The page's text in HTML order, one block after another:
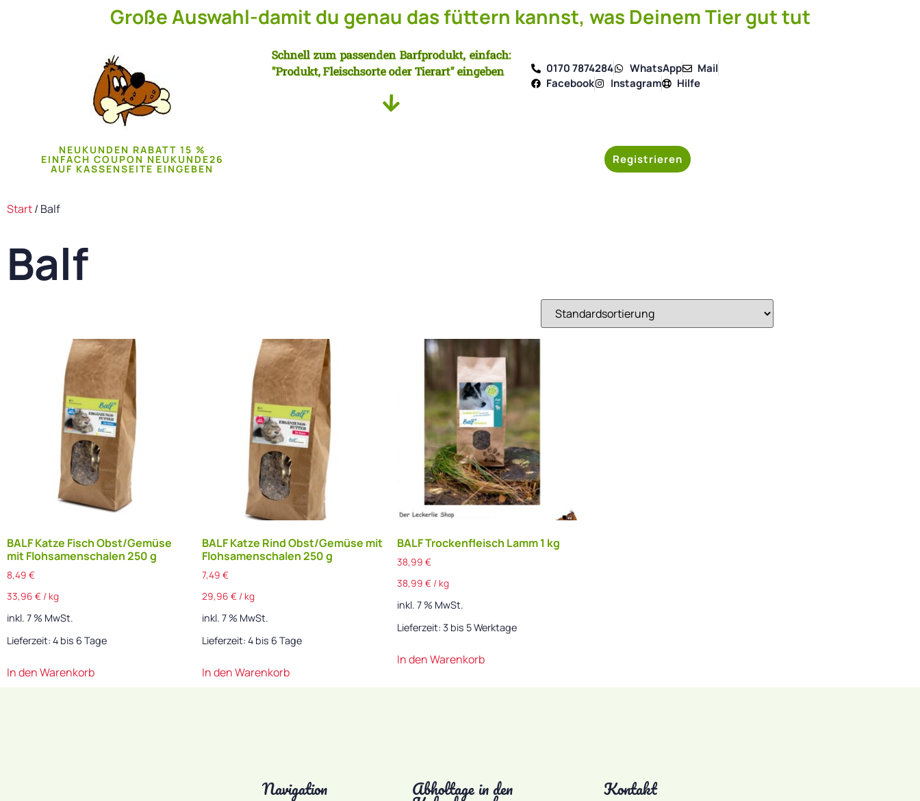
Große Auswahl-damit du genau das füttern kannst, was Deinem Tier gut tut
NEUKUNDEN RABATT 15 %
EINFACH COUPON NEUKUNDE26
AUF KASSENSEITE EINGEBEN
Schnell zum passenden Barfprodukt, einfach:
"Produkt, Fleischsorte oder Tierart" eingeben
0170 7874284 WhatsApp
Mail
Facebook
Instagram Hilfe
Registrieren
Start/ Balf
Balf
BALF Katze Fisch Obst/Gemüse
mit Flohsamenschalen 250 g
8,49 €
33,96 € / kg
inkl. 7 % MwSt.
Lieferzeit: 4 bis 6 Tage
In den Warenkorb
BALF Katze Rind Obst/Gemüse mit
Flohsamenschalen 250 g
7,49 €
29,96 € / kg
inkl. 7 % MwSt.
Lieferzeit: 4 bis 6 Tage
In den Warenkorb
BALF Trockenfleisch Lamm 1 kg
38,99 €
38,99 € / kg
inkl. 7 % MwSt.
Lieferzeit: 3 bis 5 Werktage
In den Warenkorb
Navigation Abholtage in den Kontakt